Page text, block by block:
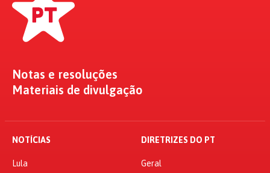
Notas e resoluções
Materiais de divulgação
NOTÍCIAS
Lula
DIRETRIZES DO PT
Geral